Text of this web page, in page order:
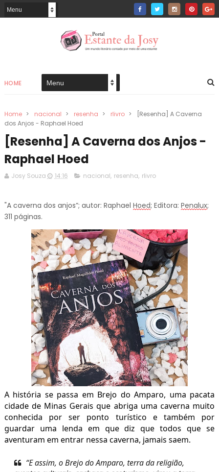
HOME
Home > nacional > resenha > rlivro >
[Resenha] A Caverna
dos Anjos - Raphael Hoed
[Resenha] A Caverna dos Anjos -
Raphael Hoed
Josy Souza 14:16 nacional, resenha, rlivro
"A caverna dos anjos”; autor: Raphael Hoed; Editora: Penalux;
311 páginas.
A história se passa em Brejo do Amparo, uma pacata
cidade de Minas Gerais que abriga uma caverna muito
conhecida por ser ponto turístico e também por
guardar uma lenda em que diz que todos que se
aventuram em entrar nessa caverna, jamais saem.
“E assim, o Brejo do Amparo, terra da religião,